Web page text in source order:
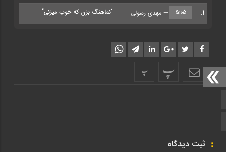
1. “نماهنگ بزن که خوب میزنی” — مهدی رسولی 5:05
پ پ
ثبت دیدگاه